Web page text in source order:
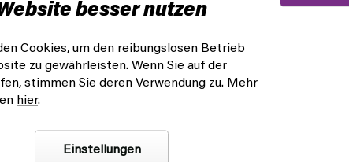
besser nutzen
Cookies, um den reibungslosen Betrieb
zu gewährleisten. Wenn Sie auf der
stimmen Sie deren Verwendung zu. Mehr
hier.
Einstellungen
zum Bau einer Toothpick oder
wir warten auf nachlieferung